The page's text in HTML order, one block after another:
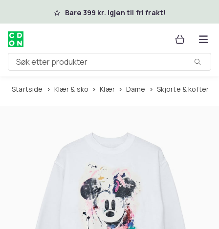
Hopp til hovedinnholdBare 399 kr. igjen til fri frakt!
Søk etter produkter
Startside Klær & sko Klær Dame Skjorte & kofter